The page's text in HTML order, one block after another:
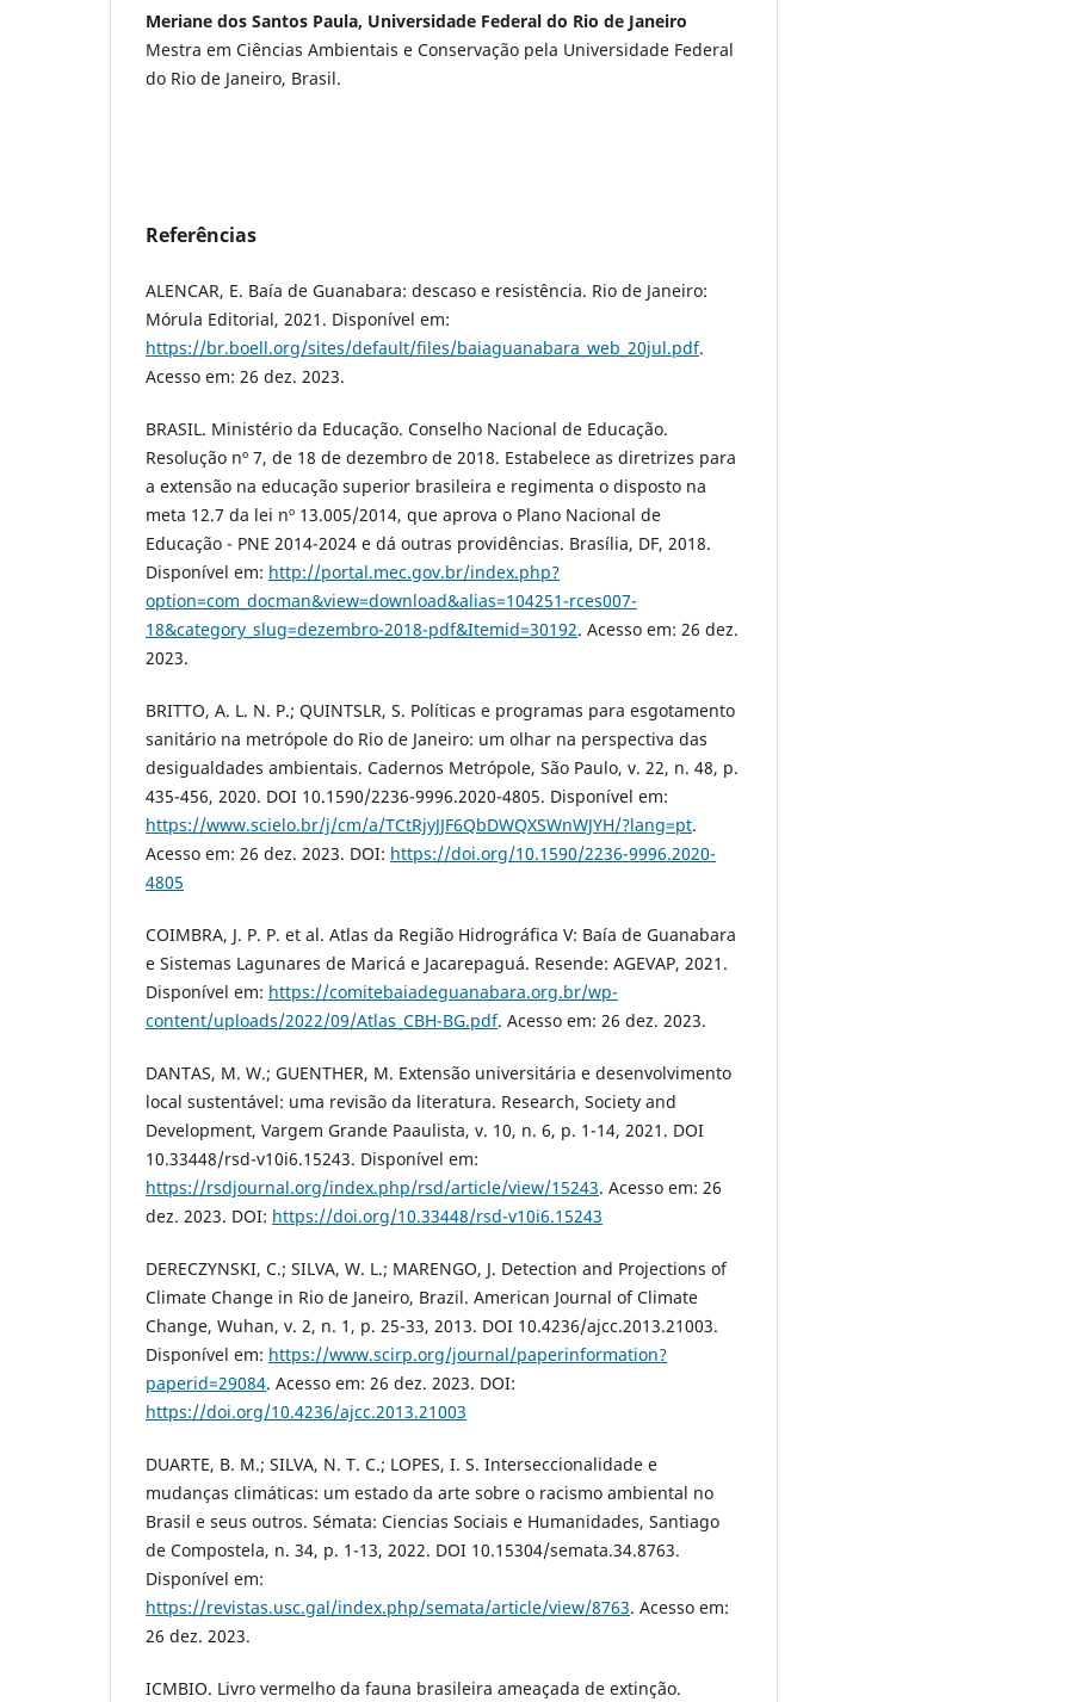
Meriane dos Santos Paula, Universidade Federal do Rio de Janeiro
Mestra em Ciências Ambientais e Conservação pela Universidade Federal
do Rio de Janeiro, Brasil.
Referências
ALENCAR, E. Baía de Guanabara: descaso e resistência. Rio de Janeiro:
Mórula Editorial, 2021. Disponível em:
https://br.boell.org/sites/default/files/baiaguanabara_web_20jul.pdf.
Acesso em: 26 dez. 2023.
BRASIL. Ministério da Educação. Conselho Nacional de Educação.
Resolução nº 7, de 18 de dezembro de 2018. Estabelece as diretrizes para
a extensão na educação superior brasileira e regimenta o disposto na
meta 12.7 da lei nº 13.005/2014, que aprova o Plano Nacional de
Educação - PNE 2014-2024 e dá outras providências. Brasília, DF, 2018.
Disponível em: http://portal.mec.gov.br/index.php?
option=com_docman&view=download&alias=104251-rces007-
18&category_slug=dezembro-2018-pdf&Itemid=30192. Acesso em: 26 dez.
2023.
BRITTO, A. L. N. P.; QUINTSLR, S. Políticas e programas para esgotamento
sanitário na metrópole do Rio de Janeiro: um olhar na perspectiva das
desigualdades ambientais. Cadernos Metrópole, São Paulo, v. 22, n. 48, p.
435-456, 2020. DOI 10.1590/2236-9996.2020-4805. Disponível em:
https://www.scielo.br/j/cm/a/TCtRjyJJF6QbDWQXSWnWJYH/?lang=pt.
Acesso em: 26 dez. 2023. DOI: https://doi.org/10.1590/2236-9996.2020-
4805
COIMBRA, J. P. P. et al. Atlas da Região Hidrográfica V: Baía de Guanabara
e Sistemas Lagunares de Maricá e Jacarepaguá. Resende: AGEVAP, 2021.
Disponível em: https://comitebaiadeguanabara.org.br/wp-
content/uploads/2022/09/Atlas_CBH-BG.pdf. Acesso em: 26 dez. 2023.
DANTAS, M. W.; GUENTHER, M. Extensão universitária e desenvolvimento
local sustentável: uma revisão da literatura. Research, Society and
Development, Vargem Grande Paaulista, v. 10, n. 6, p. 1-14, 2021. DOI
10.33448/rsd-v10i6.15243. Disponível em:
https://rsdjournal.org/index.php/rsd/article/view/15243. Acesso em: 26
dez. 2023. DOI: https://doi.org/10.33448/rsd-v10i6.15243
DERECZYNSKI, C.; SILVA, W. L.; MARENGO, J. Detection and Projections of
Climate Change in Rio de Janeiro, Brazil. American Journal of Climate
Change, Wuhan, v. 2, n. 1, p. 25-33, 2013. DOI 10.4236/ajcc.2013.21003.
Disponível em: https://www.scirp.org/journal/paperinformation?
paperid=29084. Acesso em: 26 dez. 2023. DOI:
https://doi.org/10.4236/ajcc.2013.21003
DUARTE, B. M.; SILVA, N. T. C.; LOPES, I. S. Interseccionalidade e
mudanças climáticas: um estado da arte sobre o racismo ambiental no
Brasil e seus outros. Sémata: Ciencias Sociais e Humanidades, Santiago
de Compostela, n. 34, p. 1-13, 2022. DOI 10.15304/semata.34.8763.
Disponível em:
https://revistas.usc.gal/index.php/semata/article/view/8763. Acesso em:
26 dez. 2023.
ICMBIO. Livro vermelho da fauna brasileira ameaçada de extinção.